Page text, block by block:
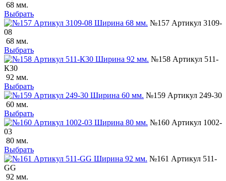
68 мм.
Выбрать
№157 Артикул 3109-
08
68 мм.
Выбрать
№158 Артикул 511-
К30
92 мм.
Выбрать
№159 Артикул 249-30
60 мм.
Выбрать
№160 Артикул 1002-
03
80 мм.
Выбрать
№161 Артикул 511-
GG
92 мм.